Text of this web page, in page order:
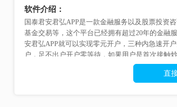
软件介绍：
国泰君安君弘APP是一款金融服务以及股票投资
基金交易等，这个平台已经拥有超过20年的金融
安君弘APP就可以实现零元开户，三种内急速开
户，足不出户开户零等待，如果用户是首次接触
多的炒股知识，这款软件上有专业的...
直